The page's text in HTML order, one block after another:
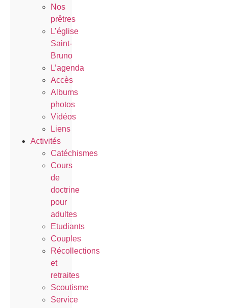
Nos
prêtres
L’église
Saint-
Bruno
L’agenda
Accès
Albums
photos
Vidéos
Liens
Activités
Catéchismes
Cours
de
doctrine
pour
adultes
Etudiants
Couples
Récollections
et
retraites
Scoutisme
Service